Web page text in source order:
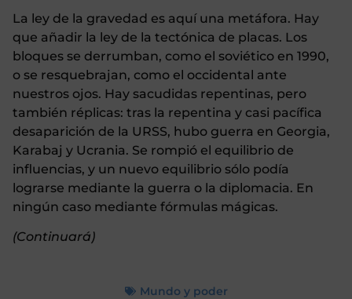
La ley de la gravedad es aquí una metáfora. Hay
que añadir la ley de la tectónica de placas. Los
bloques se derrumban, como el soviético en 1990,
o se resquebrajan, como el occidental ante
nuestros ojos. Hay sacudidas repentinas, pero
también réplicas: tras la repentina y casi pacífica
desaparición de la URSS, hubo guerra en Georgia,
Karabaj y Ucrania. Se rompió el equilibrio de
influencias, y un nuevo equilibrio sólo podía
lograrse mediante la guerra o la diplomacia. En
ningún caso mediante fórmulas mágicas.
(Continuará)
Mundo y poder